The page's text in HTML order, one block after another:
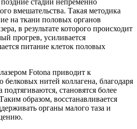
стадии непременно
вмешательства. Такая методика
на ткани половых органов
в результате которого происходит
прогрев, усиливается
питание клеток половых
Fotona приводит к
нитей коллагена, благодаря
подтягиваются, становятся более
образом, восстанавливается
органы малого таза и